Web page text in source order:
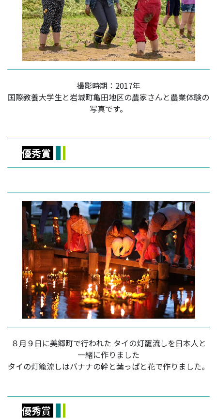
撮影時期：2017年
国際教養大学生と岩城町亀田地区の農家さんと農業体験の
写真です。
優秀賞
８月９日に美郷町で行われた タイの灯籠流しを日本人と
一緒に作りました
タイの灯籠流しはバナナの幹と葉っぱと花で作りました。
優秀賞